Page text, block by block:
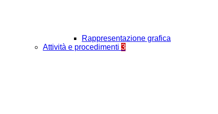
Rappresentazione grafica
Attività e procedimenti 3